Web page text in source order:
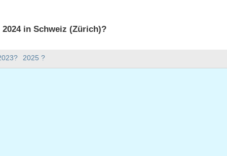
2025 ?
in Schweiz (Zürich)?